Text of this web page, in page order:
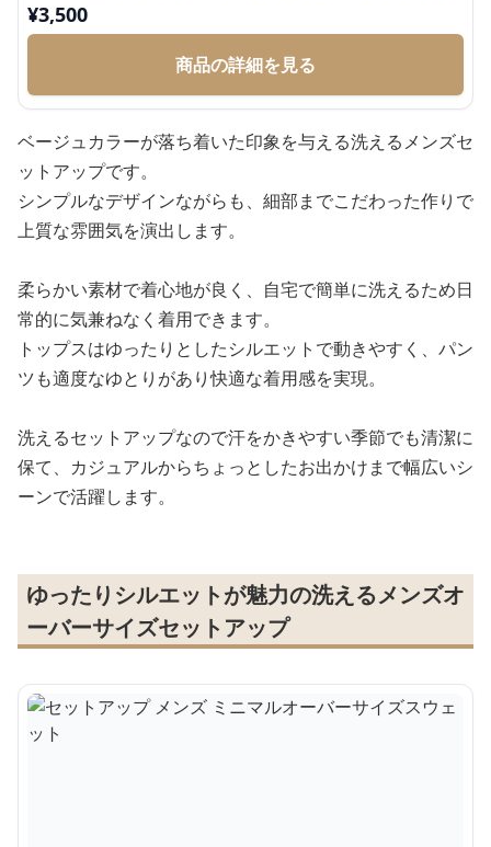
¥3,500
商品の詳細を見る
ベージュカラーが落ち着いた印象を与える洗えるメンズセ
ットアップです。
シンプルなデザインながらも、細部までこだわった作りで
上質な雰囲気を演出します。
柔らかい素材で着心地が良く、自宅で簡単に洗えるため日
常的に気兼ねなく着用できます。
トップスはゆったりとしたシルエットで動きやすく、パン
ツも適度なゆとりがあり快適な着用感を実現。
洗えるセットアップなので汗をかきやすい季節でも清潔に
保て、カジュアルからちょっとしたお出かけまで幅広いシ
ーンで活躍します。
ゆったりシルエットが魅力の洗えるメンズオ
ーバーサイズセットアップ